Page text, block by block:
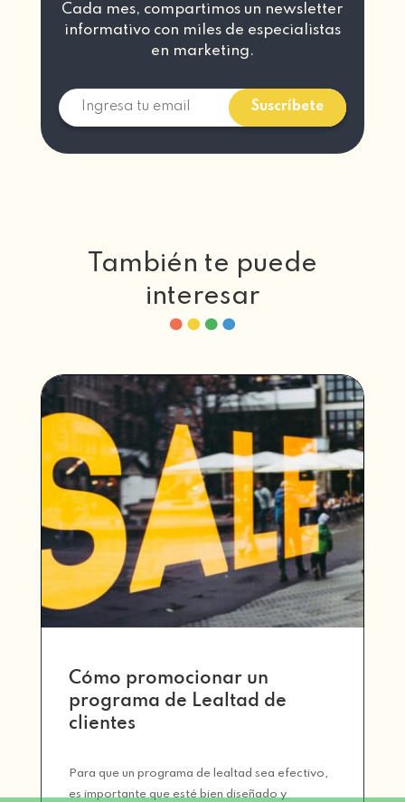
Cada mes, compartimos un newsletter
informativo con miles de especialistas
en marketing.
También te puede
interesar
Cómo promocionar un
programa de Lealtad de
clientes
Para que un programa de lealtad sea efectivo,
es importante que esté bien diseñado y